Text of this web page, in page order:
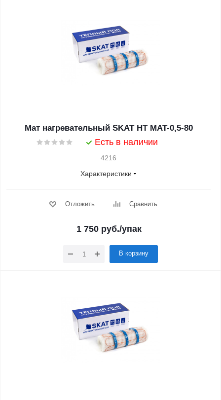
Мат нагревательный SKAT HT MAT-0,5-80
Есть в наличии
4216
Характеристики
Отложить Сравнить
1 750руб./упак
В корзину